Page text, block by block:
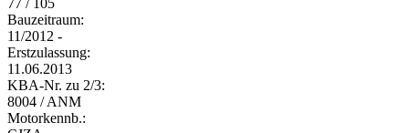
77 / 105
Bauzeitraum:
11/2012 -
Erstzulassung:
11.06.2013
KBA-Nr. zu 2/3:
8004 / ANM
Motorkennb.: